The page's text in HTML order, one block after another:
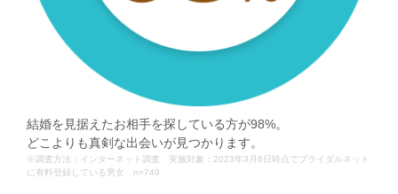
結婚を見据えたお相手を探している方が98%。
どこよりも真剣な出会いが見つかります。
※調査方法：インターネット調査 実施対象：2023年3月6日時点でブライダルネット
に有料登録している男女 n=749